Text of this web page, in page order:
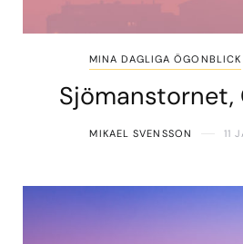
MINA DAGLIGA ÖGONBLICK
Sjömanstornet,
MIKAEL SVENSSON 11